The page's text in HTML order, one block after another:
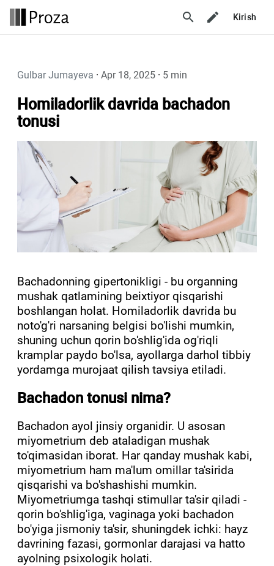
search Kirish
Gulbar Jumayeva · Apr 18, 2025 · 5 min
Homiladorlik davrida bachadon
tonusi
Bachadonning gipertonikligi - bu organning
mushak qatlamining beixtiyor qisqarishi
boshlangan holat. Homiladorlik davrida bu
noto'g'ri narsaning belgisi bo'lishi mumkin,
shuning uchun qorin bo'shlig'ida og'riqli
kramplar paydo bo'lsa, ayollarga darhol tibbiy
yordamga murojaat qilish tavsiya etiladi.
Bachadon tonusi nima?
Bachadon ayol jinsiy organidir. U asosan
miyometrium deb ataladigan mushak
to'qimasidan iborat. Har qanday mushak kabi,
miyometrium ham ma'lum omillar ta'sirida
qisqarishi va bo'shashishi mumkin.
Miyometriumga tashqi stimullar ta'sir qiladi -
qorin bo'shlig'iga, vaginaga yoki bachadon
bo'yiga jismoniy ta'sir, shuningdek ichki: hayz
davrining fazasi, gormonlar darajasi va hatto
ayolning psixologik holati.